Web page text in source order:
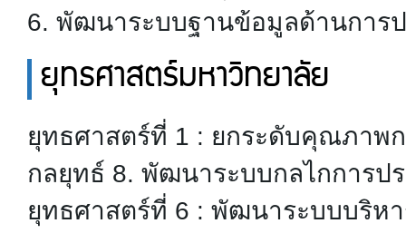
6. พัฒนาระบบฐานข้อมูลด้านการ
ยุทธศาสตร์มหาวิทยาลัย
ยุทธศาสตร์ที่ 1 : ยกระดับคุณภาพ
กลยุทธ์ 8. พัฒนาระบบกลไกการ
ยุทธศาสตร์ที่ 6 : พัฒนาระบบบริห